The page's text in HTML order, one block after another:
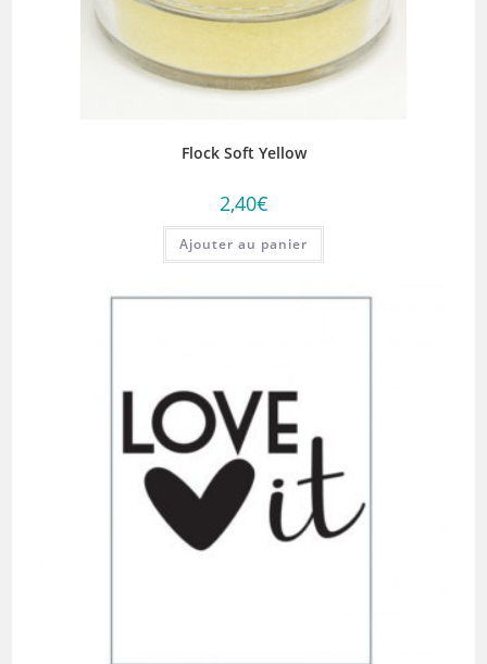
Flock Soft Yellow
2,40€
Ajouter au panier